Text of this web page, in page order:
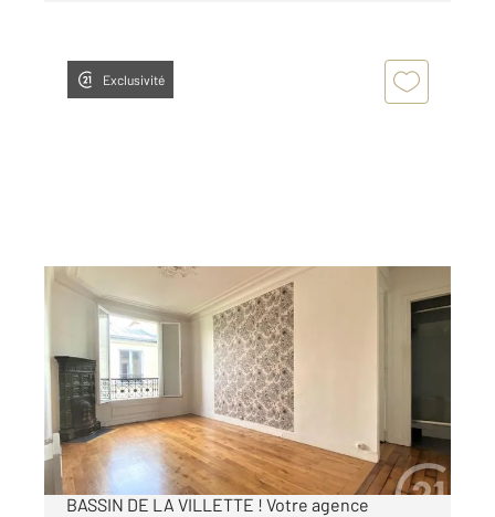
Exclusivité
PARIS 75010
47,53 m2, 3 pièces
Ref : 9287
Appartement F3 à vendre
400 000 €
EXCLUSIVITE !!! FAUBOURG SAINT MARTIN /
BASSIN DE LA VILLETTE ! Votre agence